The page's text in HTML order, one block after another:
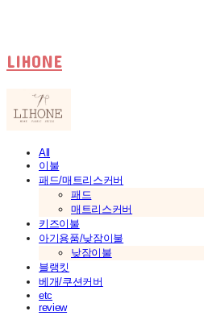
LIHONE
All
이불
패드/매트리스커버
패드
매트리스커버
키즈이불
아기용품/낮잠이불
낮잠이불
블랭킷
베개/쿠션커버
etc
review